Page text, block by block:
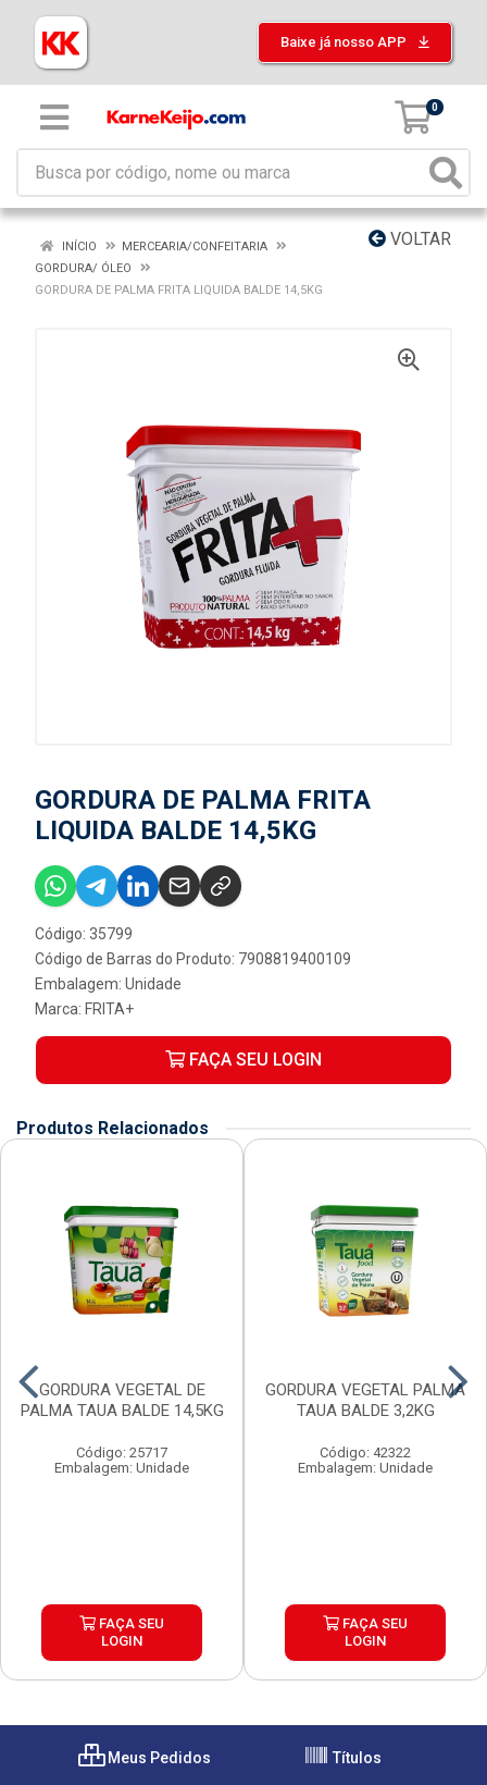
Baixe já nosso APP
0
VOLTAR
INÍCIO
MERCEARIA/CONFEITARIA
GORDURA/ ÓLEO
GORDURA DE PALMA FRITA LIQUIDA BALDE 14,5KG
GORDURA DE PALMA FRITA
LIQUIDA BALDE 14,5KG
Código: 35799
Código de Barras do Produto: 7908819400109
Embalagem: Unidade
Marca: FRITA+
FAÇA SEU LOGIN
Produtos Relacionados
GORDURA VEGETAL DE
PALMA TAUA BALDE 14,5KG
Código: 25717
Embalagem: Unidade
FAÇA SEU
LOGIN
GORDURA VEGETAL PALMA
TAUA BALDE 3,2KG
Código: 42322
Embalagem: Unidade
FAÇA SEU
LOGIN
Meus Pedidos Títulos